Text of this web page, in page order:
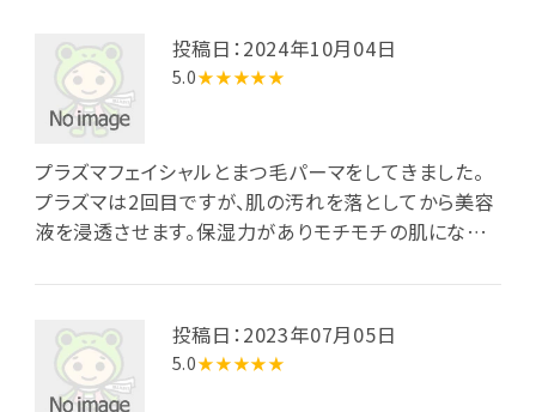
るならドリームシェープさんはアフターフォローも充実
しているのでお勧めです！
投稿日：2024年10月04日
5.0★★★★★
プラズマフェイシャルとまつ毛パーマをしてきました。
プラズマは2回目ですが、肌の汚れを落としてから美容
液を浸透させます。保湿力がありモチモチの肌になり
がたいです。オーナー、スタッフのお肌は透明感があり
つやつやです。続けてプラズマフェイシャル施術しても
らおうと思います。
投稿日：2023年07月05日
5.0★★★★★